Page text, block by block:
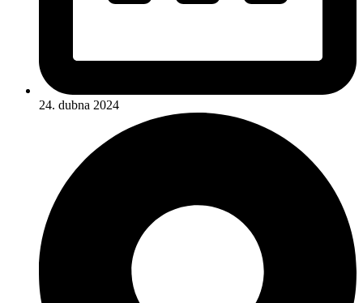
24. dubna 2024